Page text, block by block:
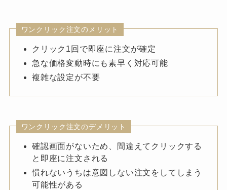
ワンクリック注文のメリット
クリック1回で即座に注文が確定
急な価格変動時にも素早く対応可能
複雑な設定が不要
ワンクリック注文のデメリット
確認画面がないため、間違えてクリックする
と即座に注文される
慣れないうちは意図しない注文をしてしまう
可能性がある